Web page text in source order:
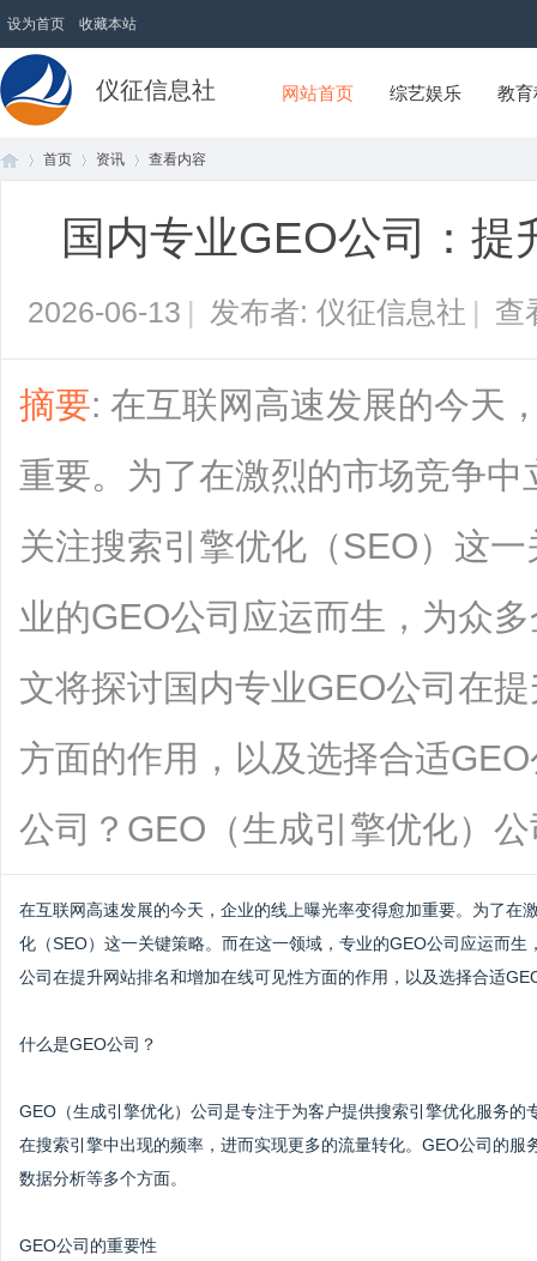
设为首页 收藏本站
仪征信息社 网站首页 综艺娱乐 教
首页 资讯 查看内容
国内专业GEO公司：
2026-06-13 | 发布者: 仪征信息社 | 查
摘要: 在互联网高速发展的今天
重要。为了在激烈的市场竞争
关注搜索引擎优化（SEO）这
业的GEO公司应运而生，为众
文将探讨国内专业GEO公司在
方面的作用，以及选择合适
公司？GEO（生成引擎优化）
在互联网高速发展的今天，企业的线上曝光率变得愈加重要。为了在
化（SEO）这一关键策略。而在这一领域，专业的GEO公司应运而
公司在提升网站排名和增加在线可见性方面的作用，以及选择合适
什么是GEO公司？
GEO（生成引擎优化）公司是专注于为客户提供搜索引擎优化服务
在搜索引擎中出现的频率，进而实现更多的流量转化。GEO公司的
数据分析等多个方面。
GEO公司的重要性